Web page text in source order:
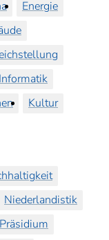
Energie
Informatik
Kultur
Niederlandistik
Präsidium